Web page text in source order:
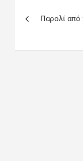
Παρολί από